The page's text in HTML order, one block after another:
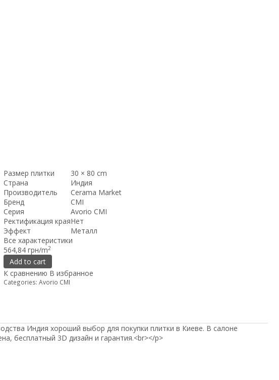
Размер плитки
30 × 80 cm
Страна
Индия
Производитель
Cerama Market
Бренд
CMI
Серия
Avorio CMI
Ректификация краяНет
Эффект
Металл
Все характеристики
564,84 грн/m2
Add to cart
К сравнению В избранное
Categories: Avorio CMI
Индия хороший выбор для покупки плитки в Киеве. В салоне
бесплатный 3D дизайн и гарантия.<br></p>